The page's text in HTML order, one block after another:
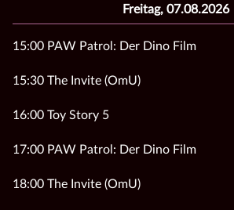
Freitag, 07.08.2026
15:00 PAW Patrol: Der Dino Film
15:30 The Invite (OmU)
16:00 Toy Story 5
17:00 PAW Patrol: Der Dino Film
18:00 The Invite (OmU)